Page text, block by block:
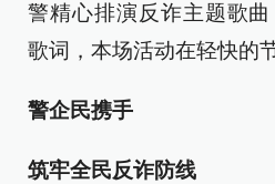
警精心排演反诈主题歌
歌词，本场活动在轻快的
警企民携手
筑牢全民反诈防线